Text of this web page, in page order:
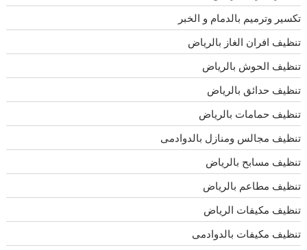
تكسير وترميم بالدمام و الخبر
تنظيف افران الغاز بالرياض
تنظيف الحوش بالرياض
تنظيف حدائق بالرياض
تنظيف حمامات بالرياض
تنظيف مجالس ومنازل بالدوادمى
تنظيف مسابح بالرياض
تنظيف مطاعم بالرياض
تنظيف مكيفات الرياض
تنظيف مكيفات بالدوادمى